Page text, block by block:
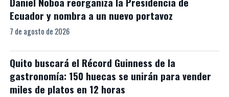
Ecuador y nombra a un nuevo portavoz
7 de agosto de 2026
Quito buscará el Récord Guinness de la
gastronomía: 150 huecas se unirán para vender
miles de platos en 12 horas